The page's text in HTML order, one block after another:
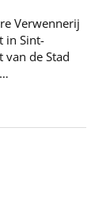
Verwennerij
in Sint-
van de Stad